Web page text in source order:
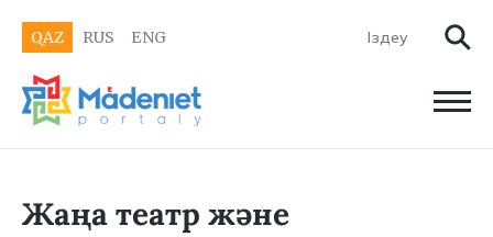
QAZ RUS ENG
Жаңа театр және